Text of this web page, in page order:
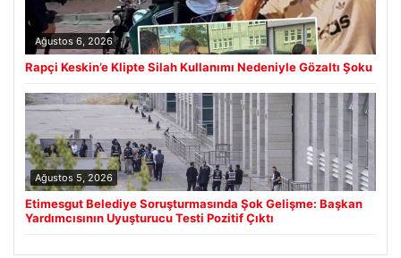
Ağustos 6, 2026
Rapçi Keskin’e Klipte Silah Kullanımı Nedeniyle Gözaltı Şoku
Ağustos 5, 2026
Etimesgut Belediye Soruşturmasında Şok Gelişme: Başkan
Yardımcısının Uyuşturucu Testi Pozitif Çıktı